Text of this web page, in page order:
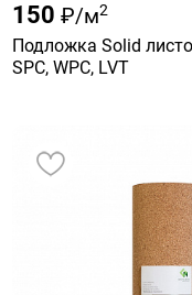
150 ₽/м2
Подложка Solid
SPC, WPC, LVT